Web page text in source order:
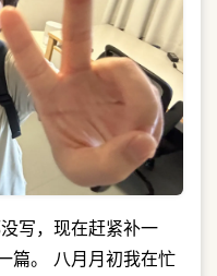
写，现在赶紧补一
篇。 八月月初我在忙